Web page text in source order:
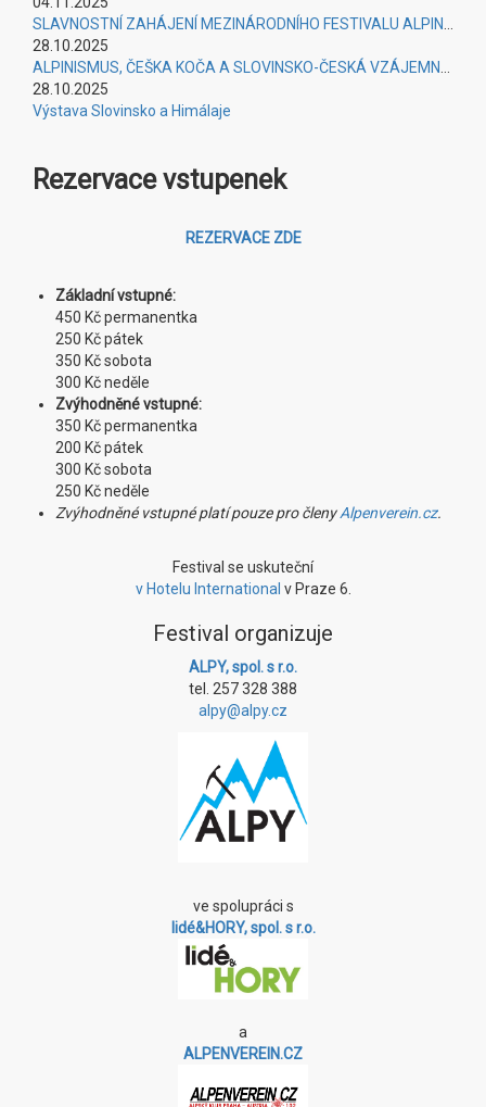
28.10.2025
28.10.2025
Výstava Slovinsko a Himálaje
Rezervace vstupenek
REZERVACE ZDE
Základní vstupné:
450 Kč permanentka
250 Kč pátek
350 Kč sobota
300 Kč neděle
Zvýhodněné vstupné:
350 Kč permanentka
200 Kč pátek
300 Kč sobota
250 Kč neděle
Zvýhodněné vstupné platí pouze pro členyAlpenverein.cz.
Festival se uskuteční
v Hotelu International v Praze 6.
Festival organizuje
ALPY, spol. s r.o.
tel. 257 328 388
alpy@alpy.cz
ve spolupráci s
lidé&HORY, spol. s r.o.
a
ALPENVEREIN.CZ